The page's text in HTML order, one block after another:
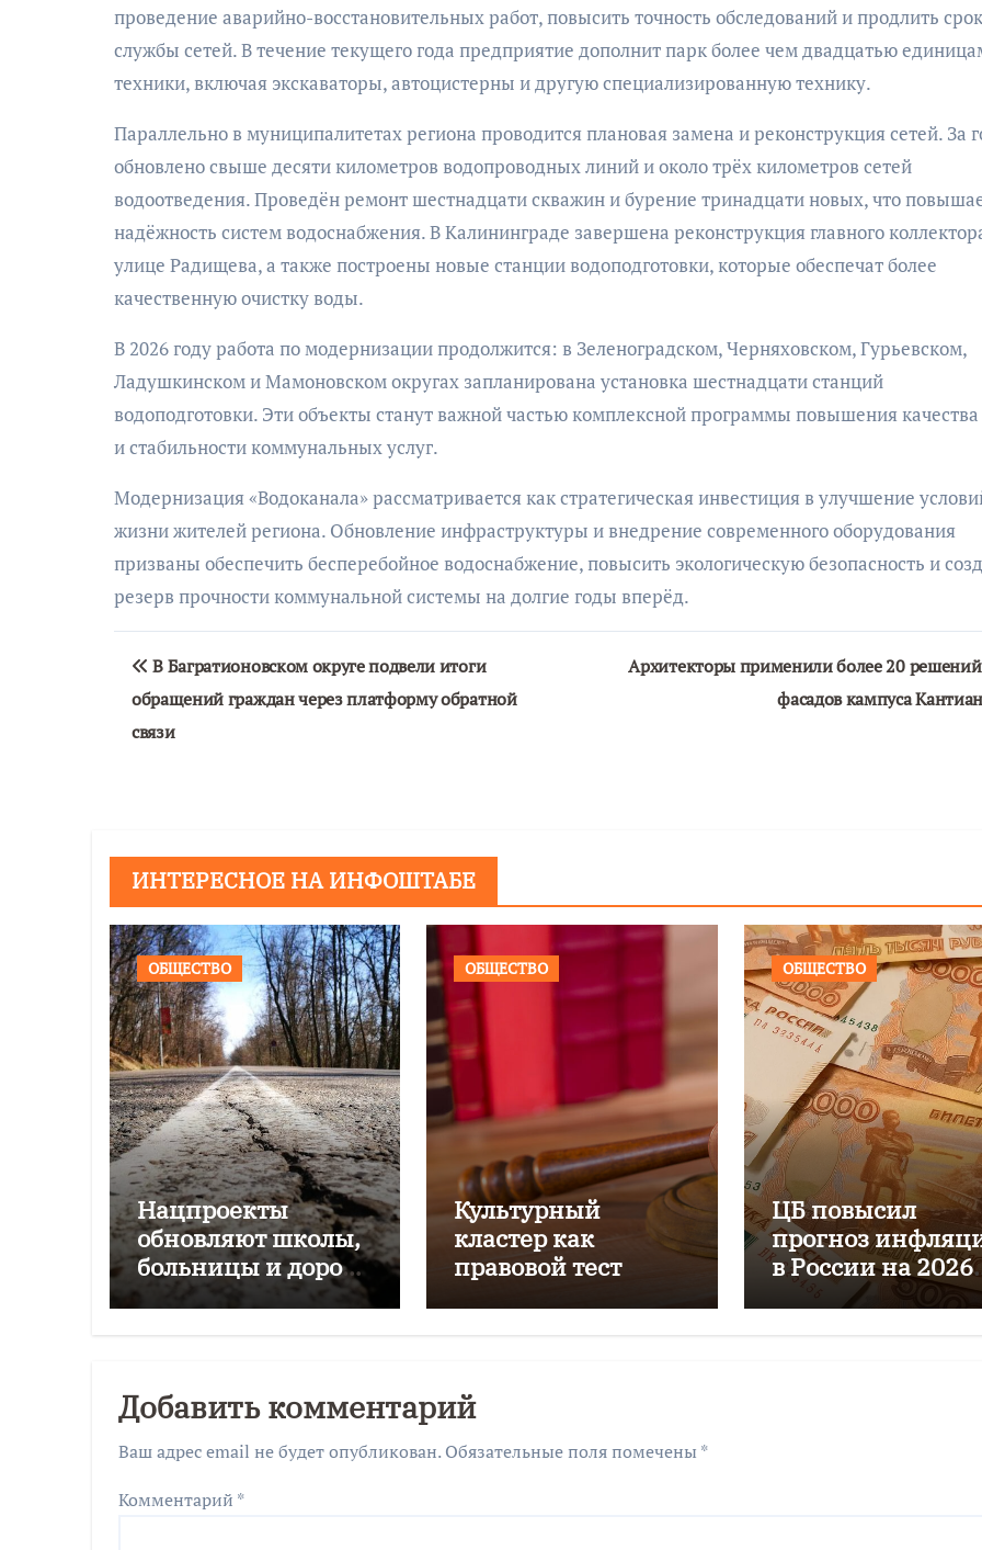
проведение аварийно-восстановительных работ, повысить точность обследований и продлить срок
службы сетей. В течение текущего года предприятие дополнит парк более чем двадцатью
техники, включая экскаваторы, автоцистерны и другую специализированную технику.
Параллельно в муниципалитетах региона проводится плановая замена и реконструкция сетей. За
обновлено свыше десяти километров водопроводных линий и около трёх километров сетей
водоотведения. Проведён ремонт шестнадцати скважин и бурение тринадцати новых, что
надёжность систем водоснабжения. В Калининграде завершена реконструкция главного
улице Радищева, а также построены новые станции водоподготовки, которые обеспечат более
качественную очистку воды.
В 2026 году работа по модернизации продолжится: в Зеленоградском, Черняховском, Гурьевском,
Ладушкинском и Мамоновском округах запланирована установка шестнадцати станций
водоподготовки. Эти объекты станут важной частью комплексной программы повышения
и стабильности коммунальных услуг.
Модернизация «Водоканала» рассматривается как стратегическая инвестиция в улучшение
жизни жителей региона. Обновление инфраструктуры и внедрение современного оборудования
призваны обеспечить бесперебойное водоснабжение, повысить экологическую безопасность и
резерв прочности коммунальной системы на долгие годы вперёд.
Навигация
по
записям
В Багратионовском округе подвели итоги
обращений граждан через платформу обратной
связи
Архитекторы применили более 20
фасадов кампуса
ИНТЕРЕСНОЕ НА ИНФОШТАБЕ
ОБЩЕСТВО
Нацпроекты
обновляют школы,
больницы и дороги
Калининградской
ОБЩЕСТВО
Культурный
кластер как
правовой тест
ОБЩЕСТВО
ЦБ повысил
прогноз
в России на 2026
год до 6–7%
Добавить комментарий
Ваш адрес email не будет опубликован. Обязательные поля помечены *
Комментарий *